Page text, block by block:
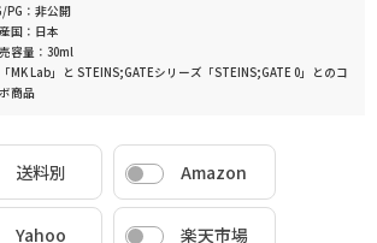
PG：非公開
国：日本
容量：30ml
MK Lab」と STEINS;GATEシリーズ「STEINS;GATE 0」とのコ
商品
送料別 Amazon
Yahoo 楽天市場